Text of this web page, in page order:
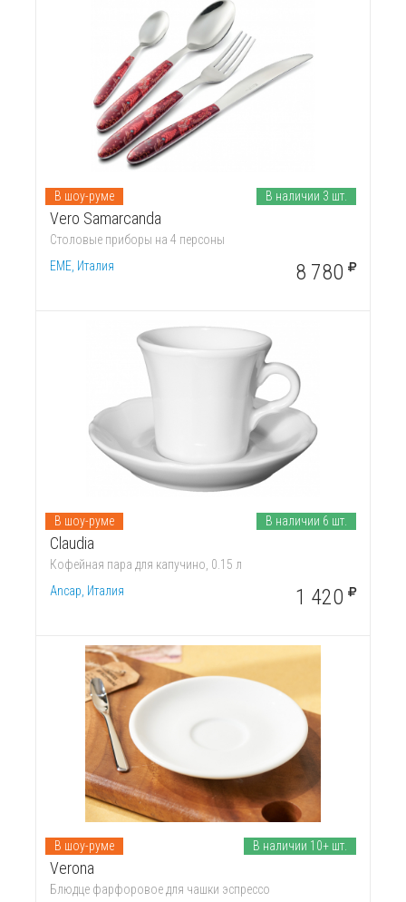
Vero Samarcanda
Столовые приборы на 4 персоны
EME, Италия
В шоу-руме В наличии 3 шт.
8 780
Claudia
Кофейная пара для капучино, 0.15 л
Ancap, Италия
В шоу-руме В наличии 6 шт.
1 420
Verona
Блюдце фарфоровое для чашки эспрессо
В шоу-руме В наличии 10+ шт.